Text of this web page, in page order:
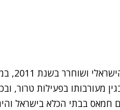
מעורבותו בפעילות טרור,
חמאס בבתי הכלא בישראל